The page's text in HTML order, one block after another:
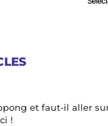
et faut-il aller
!